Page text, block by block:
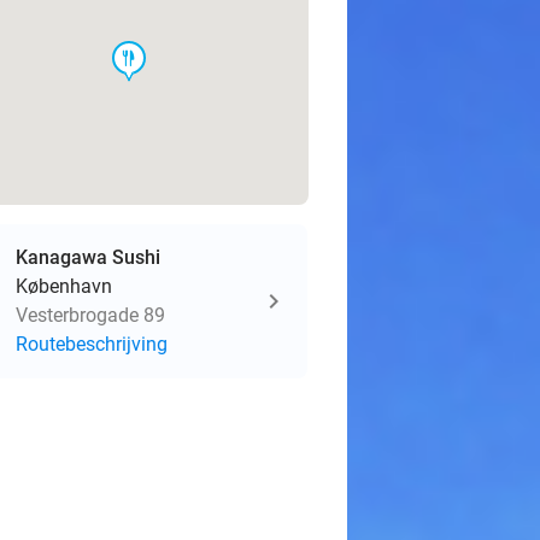
food
Kanagawa Sushi
København
Vesterbrogade 89
Routebeschrijving